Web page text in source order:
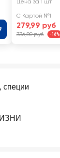
специи
нерафиниро
ванное
Цена за 1 шт
С Картой №1
279,99 руб
336,89 руб -16%